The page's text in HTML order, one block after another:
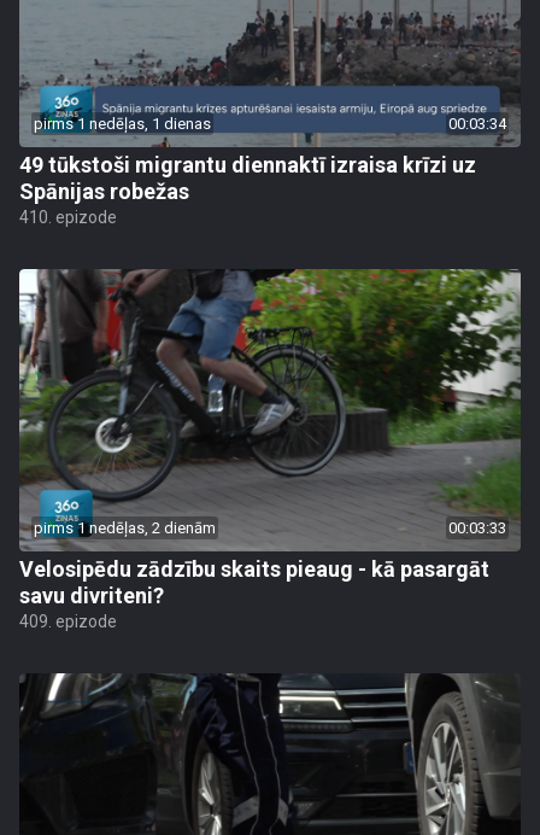
pirms 1 nedēļas, 1 dienas 00:03:34
49 tūkstoši migrantu diennaktī izraisa krīzi uz
Spānijas robežas
410. epizode
pirms 1 nedēļas, 2 dienām 00:03:33
Velosipēdu zādzību skaits pieaug - kā pasargāt
savu divriteni?
409. epizode